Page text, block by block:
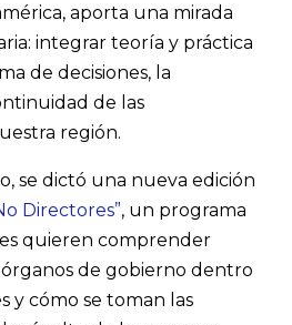
aporta una mirada
integrar teoría y práctica
de decisiones, la
de las
región.
se dictó una nueva edición
Directores”, un programa
quieren comprender
de gobierno dentro
y cómo se toman las